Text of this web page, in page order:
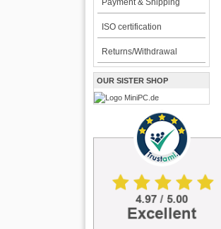
Payment & Shipping
ISO certification
Returns/Withdrawal
OUR SISTER SHOP